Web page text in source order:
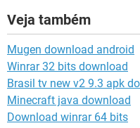
Veja também
Mugen download android
Winrar 32 bits download
Brasil tv new v2 9.3 apk
Minecraft java download
Download winrar 64 bits